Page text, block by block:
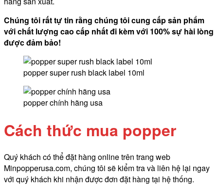
Chúng tôi rất tự tin rằng chúng tôi cung cấp sản phẩm
với chất lượng cao cấp nhất đi kèm với 100% sự hài lòng
được đảm bảo!
popper super rush black label 10ml
popper chính hãng usa
Cách thức mua popper
Quý khách có thể đặt hàng online trên trang web
Minpopperusa.com, chúng tôi sẽ kiểm tra và liên hệ lại ngay
với quý khách khi nhận được đơn đặt hàng tại hệ thống.